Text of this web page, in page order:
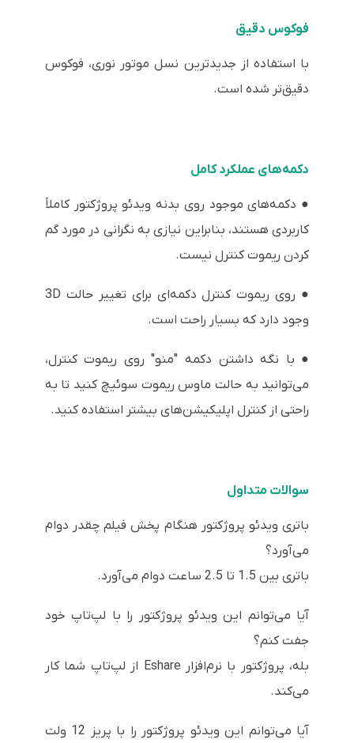
فوکوس دقیق
با استفاده از جدیدترین نسل موتور نوری، فوکوس
دقیق‌تر شده است.
دکمه‌های عملکرد کامل
● دکمه‌های موجود روی بدنه ویدئو پروژکتور کاملاً
کاربردی هستند، بنابراین نیازی به نگرانی در مورد گم
کردن ریموت کنترل نیست.
● روی ریموت کنترل دکمه‌ای برای تغییر حالت 3D
وجود دارد که بسیار راحت است.
● با نگه داشتن دکمه "منو" روی ریموت کنترل،
می‌توانید به حالت ماوس ریموت سوئیچ کنید تا به
راحتی از کنترل اپلیکیشن‌های بیشتر استفاده کنید.
سوالات متداول
باتری ویدئو پروژکتور هنگام پخش فیلم چقدر دوام
می‌آورد؟
باتری بین 1.5 تا 2.5 ساعت دوام می‌آورد.
آیا می‌توانم این ویدئو پروژکتور را با لپ‌تاپ خود
جفت کنم؟
بله، پروژکتور با نرم‌افزار Eshare از لپ‌تاپ شما کار
می‌کند.
آیا می‌توانم این ویدئو پروژکتور را با پریز 12 ولت